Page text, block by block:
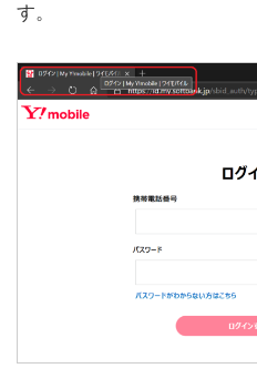
す。